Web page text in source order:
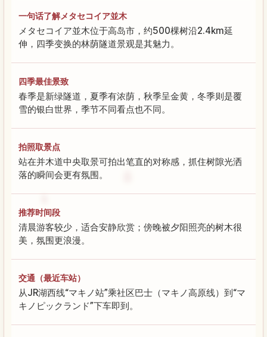
一句话了解メタセコイア並木
メタセコイア並木位于高岛市，约500棵树沿2.4km延
伸，四季变换的林荫隧道景观是其魅力。
四季最佳景致
春季是新绿隧道，夏季有浓荫，秋季呈金黄，冬季则是覆
雪的银白世界，季节不同看点也不同。
拍照取景点
站在并木道中央取景可拍出笔直的对称感，抓住树隙光洒
落的瞬间会更有氛围。
推荐时间段
清晨游客较少，适合安静欣赏；傍晚被夕阳照亮的树木很
美，氛围更浪漫。
交通（最近车站）
从JR湖西线“マキノ站”乘社区巴士（マキノ高原线）到“マ
キノピックランド”下车即到。